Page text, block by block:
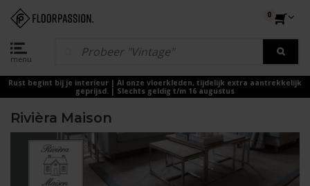
menu
0
Rust begint bij je interieur | Al onze vloerkleden, tijdelijk extra aantrekkelijk
geprijsd. | Slechts geldig t/m 16 augustus
Rivièra Maison